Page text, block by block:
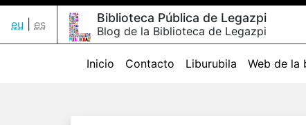
eu es Biblioteca Pública de Legazpi
Blog de la Biblioteca de Legazpi
Inicio Contacto Liburubila Web de la